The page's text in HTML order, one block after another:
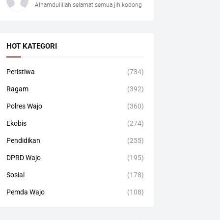
Alhamdulillah selamat semua jih kodong
HOT KATEGORI
Peristiwa (734)
Ragam (392)
Polres Wajo (360)
Ekobis (274)
Pendidikan (255)
DPRD Wajo (195)
Sosial (178)
Pemda Wajo (108)